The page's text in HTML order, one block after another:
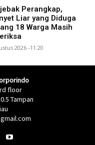
Perangkap,
Liar yang Diduga
18 Warga Masih
2026 -11:20
floor
Tampan